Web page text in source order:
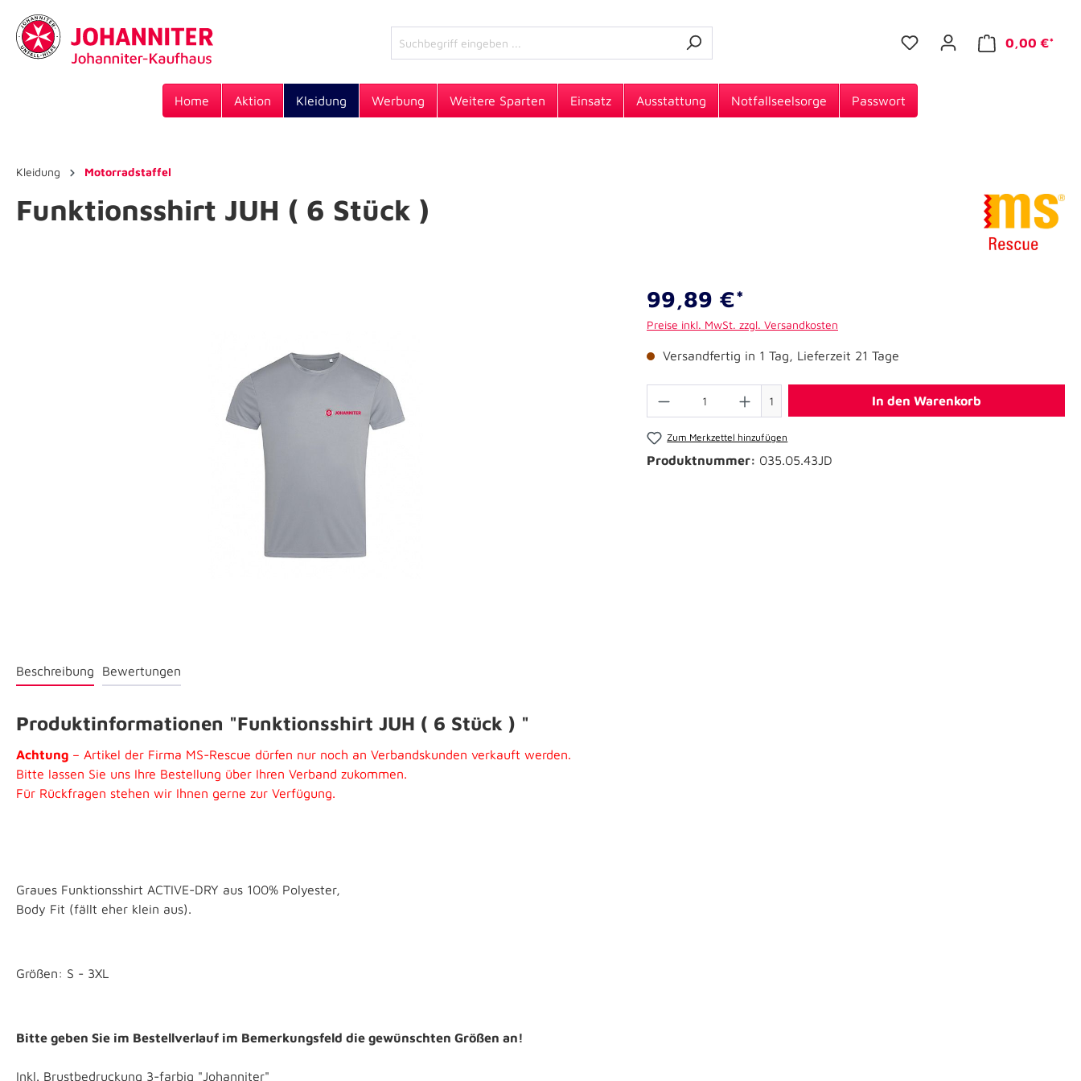
0,00 €*
Home Aktion Kleidung Werbung Weitere Sparten Einsatz Ausstattung Notfallseelsorge Passwort
Kleidung Motorradstaffel
Funktionsshirt JUH ( 6 Stück )
99,89 €*
Preise inkl. MwSt. zzgl. Versandkosten
Versandfertig in 1 Tag, Lieferzeit 21 Tage
1 In den Warenkorb
Zum Merkzettel hinzufügen
Produktnummer: 035.05.43JD
Beschreibung Bewertungen
Produktinformationen "Funktionsshirt JUH ( 6 Stück ) "
Achtung – Artikel der Firma MS-Rescue dürfen nur noch an Verbandskunden verkauft werden.
Bitte lassen Sie uns Ihre Bestellung über Ihren Verband zukommen.
Für Rückfragen stehen wir Ihnen gerne zur Verfügung.
Graues Funktionsshirt ACTIVE-DRY aus 100% Polyester,
Body Fit (fällt eher klein aus).
Größen: S - 3XL
Bitte geben Sie im Bestellverlauf im Bemerkungsfeld die gewünschten Größen an!
Inkl. Brustbedruckung 3-farbig "Johanniter"